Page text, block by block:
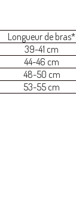
Longueur de bras*
39-41 cm
44-46 cm
48-50 cm
53-55 cm